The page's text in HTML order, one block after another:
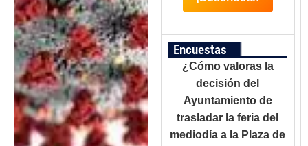
Encuestas
¿Cómo valoras la
decisión del
Ayuntamiento de
trasladar la feria del
mediodía a la Plaza de